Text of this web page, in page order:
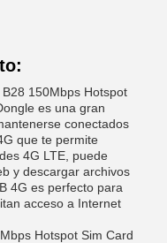
150Mbps Hotspot
es una gran
conectados
que te permite
4G LTE, puede
y descargar archivos
4G es perfecto para
acceso a Internet
Hotspot Sim Card